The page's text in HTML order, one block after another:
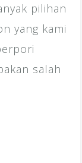
pilihan
yang kami
salah